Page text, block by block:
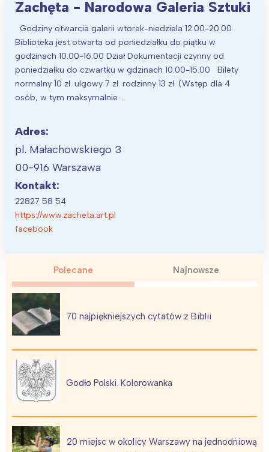
Zachęta - Narodowa Galeria Sztuki
Godziny otwarcia galerii wtorek-niedziela 12.00-20.00
Biblioteka jest otwarta od poniedziałku do piątku w
godzinach 10.00-16.00 Dział Dokumentacji czynny od
poniedziałku do czwartku w gdzinach 10.00-15.00 Bilety
normalny 10 zł. ulgowy 7 zł. rodzinny 13 zł. (Wstęp dla 4
osób, w tym maksymalnie …
Adres:
pl. Małachowskiego 3
00-916 Warszawa
Kontakt:
22827 58 54
https://www.zacheta.art.pl
facebook
Polecane Najnowsze
70 najpiękniejszych cytatów z Biblii
Godło Polski. Kolorowanka
20 miejsc w okolicy Warszawy na jednodniową
Warszawa
Trójmiasto
Poznań
Wrocław
Śląsk
Kraków
Południe
Północ
Wszystkie